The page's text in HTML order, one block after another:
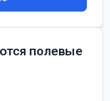
полевые